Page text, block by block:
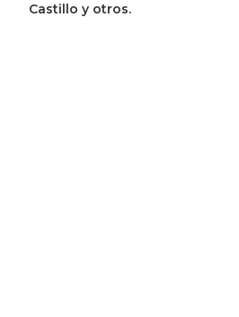
Castillo y otros.